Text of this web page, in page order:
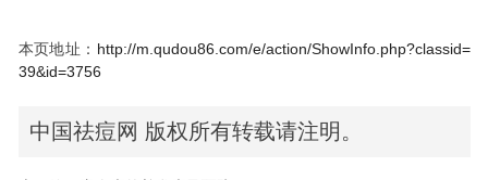
本页地址： http://m.qudou86.com/e/action/ShowInfo.php?classid=
39&id=3756
中国祛痘网 版权所有转载请注明。